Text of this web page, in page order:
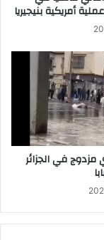
أمريكية بنيجيريا
مزدوج في الجزائر